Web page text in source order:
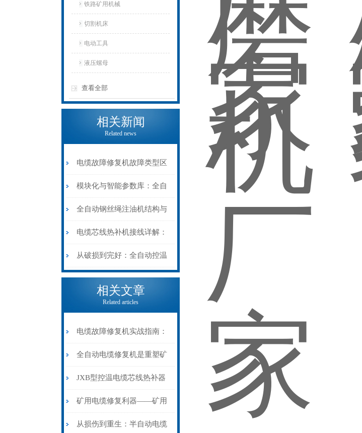
铁路矿用机械
切割机床
电动工具
液压螺母
查看全部
相关新闻
Related news
电缆故障修复机故障类型区
分指南：从“绝缘电
阻”到“波形特征”的精准诊
断逻辑
模块化与智能参数库：全自
动电缆修复机的快速换型逻
辑
全自动钢丝绳注油机结构与
工作原理：揭秘高效润滑的
机械密码
电缆芯线热补机接线详解：
从入门到精通
从破损到完好：全自动控温
电缆热补机的核心价值
相关文章
Related articles
电缆故障修复机实战指南：
从“盲测”到“精确定点”的三
步作业法
全自动电缆修复机是重塑矿
山电力动脉的“智能外科医
生”
JXB型控温电缆芯线热补器
安装与接线：精准修复的工
艺基石
矿用电缆修复利器——矿用
电缆热补机智能控温，安全
从损伤到重生：半自动电缆